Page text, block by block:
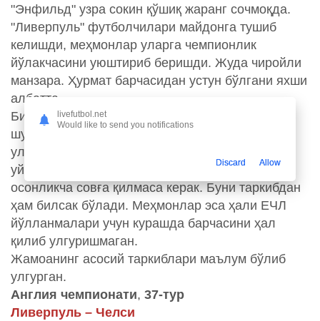
"Энфильд" узра сокин қўшиқ жаранг сочмоқда.
"Ливерпуль" футболчилари майдонга тушиб
келишди, меҳмонлар уларга чемпионлик
йўлакчасини уюштириб беришди. Жуда чиройли
манзара. Ҳурмат барчасидан устун бўлгани яхши
албатта.
Бизни қизиқарли учрашув кутиб тургани
шубҳасиз. Сабаби, "Ливерпуль" чемпион бўлиб
улгурган, ҳеч қандай вазифаси бўлмасада, ўз
уйида кучли рақибга қарши ўйинда уч очкони
осонликча совға қилмаса керак. Буни таркибдан
ҳам билсак бўлади. Меҳмонлар эса ҳали ЕЧЛ
йўлланмалари учун курашда барчасини ҳал
қилиб улгуришмаган.
Жамоанинг асосий таркиблари маълум бўлиб
улгурган.
Англия чемпионати, 37-тур
Ливерпуль – Челси
livefutbol.net
Would like to send you notifications
Discard Allow